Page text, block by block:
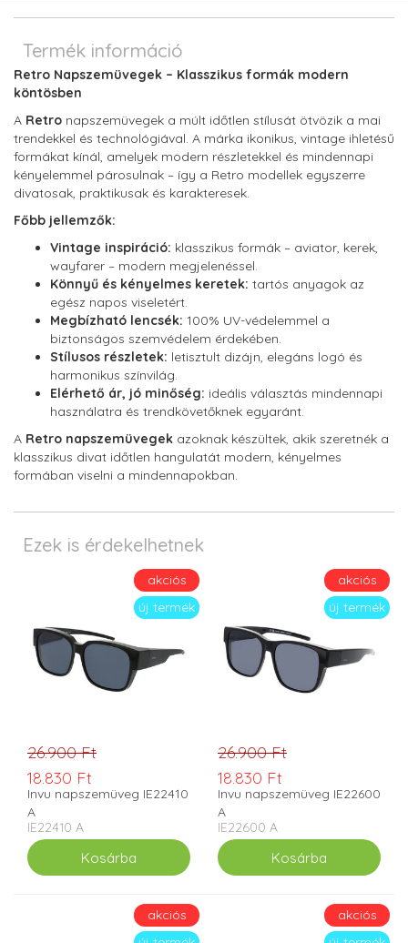
Termék információ
Retro Napszemüvegek – Klasszikus formák modern
köntösben
A Retro napszemüvegek a múlt időtlen stílusát ötvözik a mai
trendekkel és technológiával. A márka ikonikus, vintage ihletésű
formákat kínál, amelyek modern részletekkel és mindennapi
kényelemmel párosulnak – így a Retro modellek egyszerre
divatosak, praktikusak és karakteresek.
Főbb jellemzők:
Vintage inspiráció: klasszikus formák – aviator, kerek,
wayfarer – modern megjelenéssel.
Könnyű és kényelmes keretek: tartós anyagok az
egész napos viseletért.
Megbízható lencsék: 100% UV-védelemmel a
biztonságos szemvédelem érdekében.
Stílusos részletek: letisztult dizájn, elegáns logó és
harmonikus színvilág.
Elérhető ár, jó minőség: ideális választás mindennapi
használatra és trendkövetőknek egyaránt.
A Retro napszemüvegek azoknak készültek, akik szeretnék a
klasszikus divat időtlen hangulatát modern, kényelmes
formában viselni a mindennapokban.
Ezek is érdekelhetnek
akciós
új termék
26.900 Ft
18.830 Ft
Invu napszemüveg IE22410
A
IE22410 A
akciós
új termék
26.900 Ft
18.830 Ft
Invu napszemüveg IE22600
A
IE22600 A
akciós
akciós